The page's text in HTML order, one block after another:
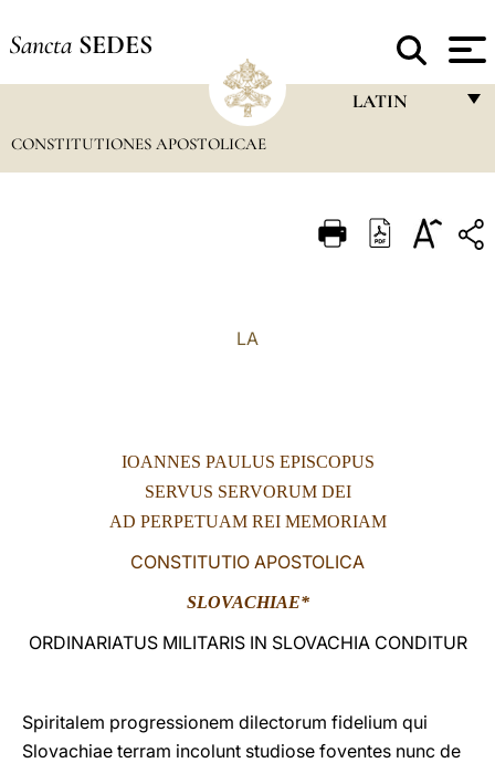
Sancta SEDES
LATIN
ITALIANO
中文
LATINE
CONSTITUTIONES APOSTOLICAE
LA
IOANNES PAULUS EPISCOPUS
SERVUS SERVORUM DEI
AD PERPETUAM REI MEMORIAM
CONSTITUTIO APOSTOLICA
SLOVACHIAE*
ORDINARIATUS MILITARIS IN SLOVACHIA CONDITUR
Spiritalem progressionem dilectorum fidelium qui
Slovachiae terram incolunt studiose foventes nunc de